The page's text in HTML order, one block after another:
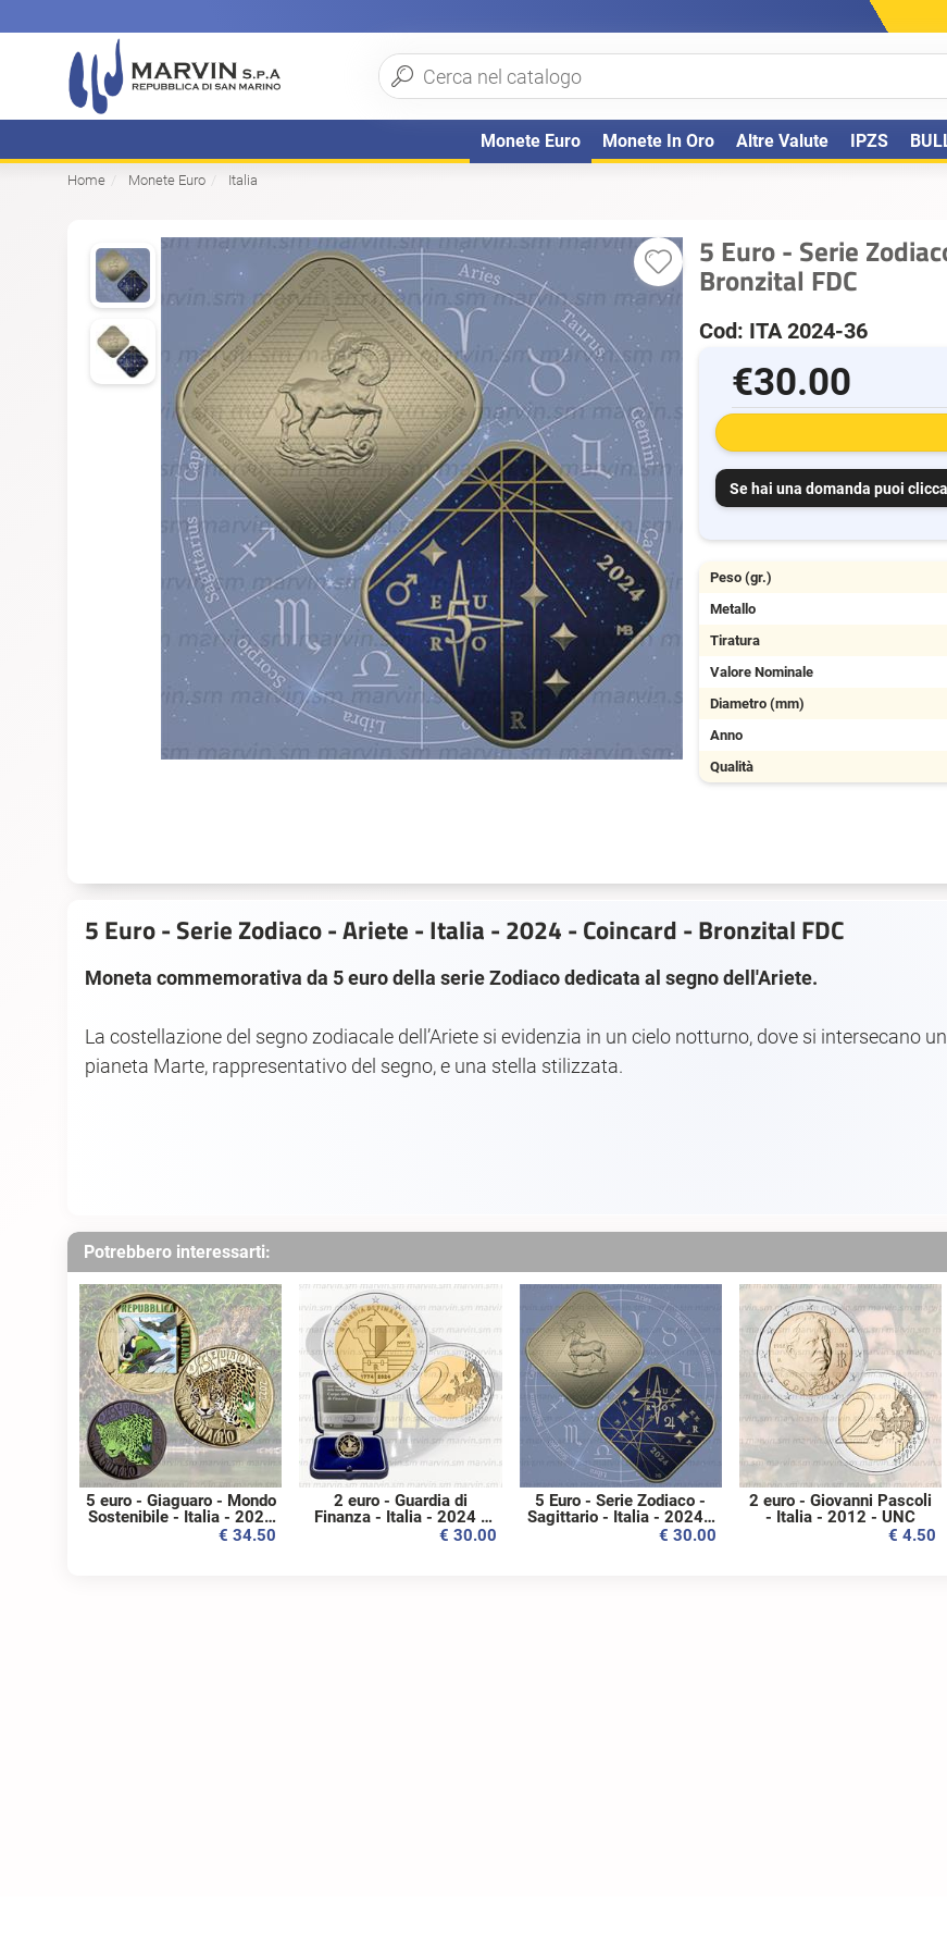
Monete Euro Monete In Oro Altre Valute IPZS
Home Monete Euro Italia
5 Euro - Serie
Bronzital FDC
Cod: ITA 2024-36
€30.00
Se hai una domanda puoi
Peso (gr.)
Metallo
Tiratura
Valore Nominale
Diametro (mm)
Anno
Qualità
5 Euro - Serie Zodiaco - Ariete - Italia - 2024 - Coincard - Bronzital FDC
Moneta commemorativa da 5 euro della serie Zodiaco dedicata al segno dell'Ariete.
La costellazione del segno zodiacale dell’Ariete si evidenzia in un cielo notturno, dove si intersecano
pianeta Marte, rappresentativo del segno, e una stella stilizzata.
Potrebbero interessarti:
5 euro - Giaguaro - Mondo
Sostenibile - Italia - 2022
- Bronzital - FS€ 34.50
2 euro - Guardia di
Finanza - Italia - 2024 -
€ 30.00
5 Euro - Serie Zodiaco -
Sagittario - Italia - 2024 -
Coincard - Bronzital FDC
€ 30.00
2 euro - Giovanni Pascoli
- Italia - 2012 - UNC
€ 4.50